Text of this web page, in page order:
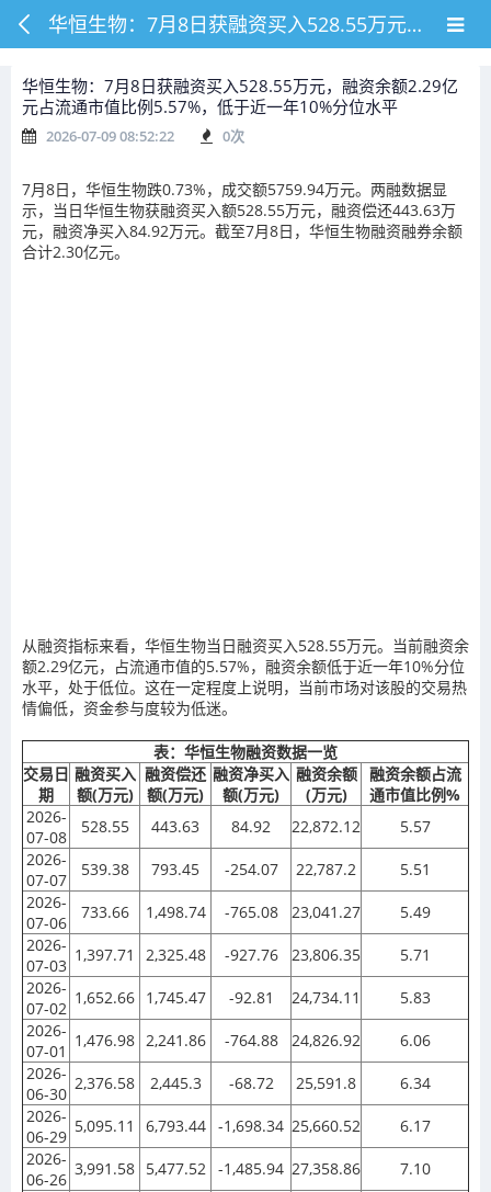
华恒生物：7月8日获融资买入528.55万元，融资余额2.29亿元占流通市值比例5.57%，低于近一年10%分位水平
华恒生物：7月8日获融资买入528.55万元，融资余额2.29亿
元占流通市值比例5.57%，低于近一年10%分位水平
2026-07-09 08:52:22 0次
7月8日，华恒生物跌0.73%，成交额5759.94万元。两融数据显
示，当日华恒生物获融资买入额528.55万元，融资偿还443.63万
元，融资净买入84.92万元。截至7月8日，华恒生物融资融券余额
合计2.30亿元。
从融资指标来看，华恒生物当日融资买入528.55万元。当前融资余
额2.29亿元，占流通市值的5.57%，融资余额低于近一年10%分位
水平，处于低位。这在一定程度上说明，当前市场对该股的交易热
情偏低，资金参与度较为低迷。
表：华恒生物融资数据一览
交易日
期
融资买入
额(万元)
融资偿还
额(万元)
融资净买入
额(万元)
融资余额
(万元)
融资余额占流
通市值比例%
2026-
07-08
528.55 443.63 84.92 22,872.12
5.57
2026-
07-07
539.38 793.45 -254.07 22,787.2
5.51
2026-
07-06
733.66 1,498.74 -765.08 23,041.27
5.49
2026-
07-03
1,397.71 2,325.48 -927.76 23,806.35
5.71
2026-
07-02
1,652.66 1,745.47 -92.81 24,734.11
5.83
2026-
07-01
1,476.98 2,241.86 -764.88 24,826.92
6.06
2026-
06-30
2,376.58 2,445.3 -68.72 25,591.8
6.34
2026-
06-29
5,095.11 6,793.44 -1,698.34 25,660.52
6.17
2026-
06-26
3,991.58 5,477.52 -1,485.94 27,358.86
7.10